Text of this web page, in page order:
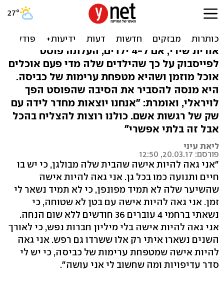
"גאה להיות אישה שהבית
שלה מבולגן"
אורית שירי, אם ל-4 ילדים, העלתה פוסט
לפייסבוק על כך שהילדים שלה מדי פעם אוכלים
אוכל מוזמן ושהיא מטפחת ערימות של כביסה.
היא מנסה להסביר את הסיבה שהפוסט הפך
לויראלי, ואומרת: "אנחנו יוצאות מחדר לידה עם
שק של רגשות אשם. כולנו רוצות להצליח בהכל
אבל זה בלתי אפשרי"
ליאת עיני
פורסם: 20.03.17, 12:50
"אני גאה להיות אישה שהבית שלה מבולגן, כי יש בו
חיים ותנועה כמו בכל גן. אני גאה להיות אישה
שהשיער שלה לא תמיד מפונפן, כי לא תמיד נשאר לי
זמן. אני גאה להיות אישה עם בטן לא שטוחה, כי
נשאתי ברחמי 4 עוברים 36 חודשים ללא שום הנחה.
אני גאה להיות אישה בלי מיליון חברות נפש, כי לאורך
השנים נשארו איתי רק אלו ששרדו גם רפש. אני גאה
להיות אישה שמטפחת ערימות של כביסה, כי יש לי
סדר עדיפויות ומה שחשוב לי אני עושה".